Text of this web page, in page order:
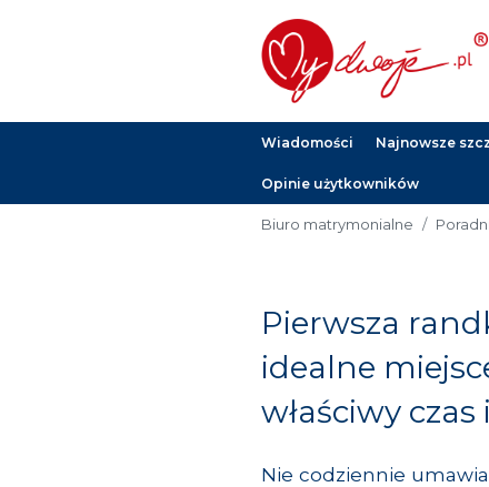
Wiadomości Najnowsze
Opinie użytkowników
Biuro matrymonialne
Pierwsza
idealne
właściwy czas
Nie codziennie